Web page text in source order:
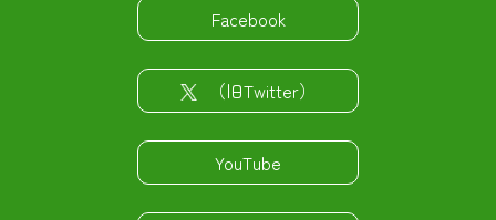
Facebook
（旧Twitter）
YouTube